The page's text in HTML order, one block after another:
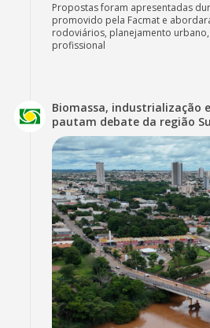
Propostas foram apresentadas
promovido pela Facmat e
rodoviários, planejamento
profissional
Biomassa, industrialização
pautam debate da região